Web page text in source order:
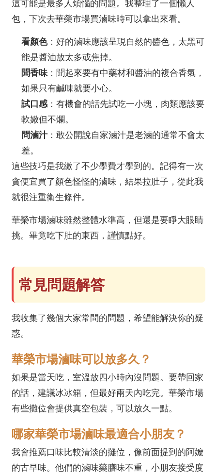
這可能是最多人煩惱的問題。我整理了一個懶人
包，下次去華榮市場買滷味時可以拿出來看。
看顏色：好的滷味應該呈現自然的醬色，太黑可
能是醬油放太多或焦掉。
聞香味 ：聞起來要有中藥材和醬油的複合香氣，
如果只有鹹味就要小心。
試口感 ：有機會的話先試吃一小塊，肉類應該要
軟嫩但不爛。
問滷汁：敢公開說自家滷汁是老滷的通常不會太
差。
這些技巧是我繳了不少學費才學到的。記得有一次
貪便宜買了顏色怪怪的滷味，結果拉肚子，從此我
就很注重衛生條件。
華榮市場滷味雖然整體水準高，但還是要睜大眼睛
挑。畢竟吃下肚的東西，謹慎點好。
常見問題解答
我收集了幾個大家常問的問題，希望能解決你的疑
惑。
華榮市場滷味可以放多久？
如果是當天吃，室溫放四小時內沒問題。要帶回家
的話，建議冰冰箱，但最好兩天內吃完。華榮市場
有些攤位會提供真空包裝，可以放久一點。
哪家華榮市場滷味最適合小朋友？
我會推薦口味比較清淡的攤位，像前面提到的阿嬤
的古早味。他們的滷味藥膳味不重，小朋友接受度